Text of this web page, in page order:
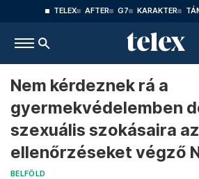
TELEX AFTER G7 KARAKTER
Nem kérdeznek rá a
gyermekvédelemben
szexuális szokásaira az
ellenőrzéseket végző
BELFÖLD